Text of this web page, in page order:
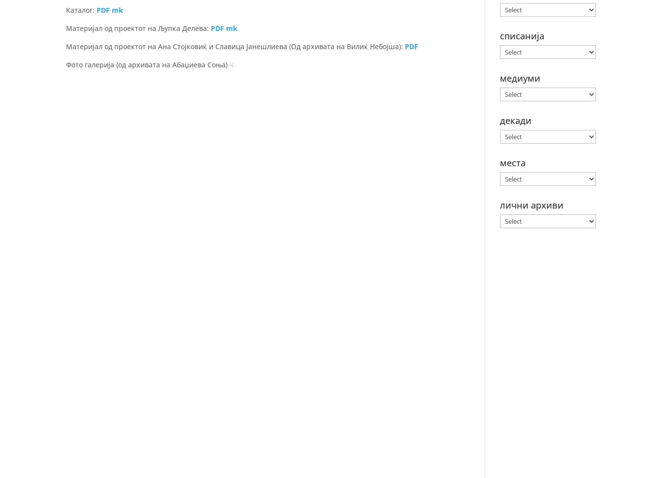
Каталог: PDF mk
Материјал од проектот на Љупка Делева: PDF mk
Материјал од проектот на Ана Стојковиќ и Славица Јанешлиева (Од архивата на Вилиќ Небојша): PDF
Фото галерија (од архивата на Абаџиева Соња) ☟
списанија
медиуми
декади
места
лични архиви